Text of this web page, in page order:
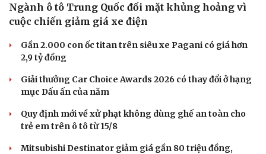
Ngành ô tô Trung Quốc đối mặt khủng hoảng vì
cuộc chiến giảm giá xe điện
Gần 2.000 con ốc titan trên siêu xe Pagani có giá hơn
2,9 tỷ đồng
Giải thưởng Car Choice Awards 2026 có thay đổi ở hạng
mục Dấu ấn của năm
Quy định mới về xử phạt không dùng ghế an toàn cho
trẻ em trên ô tô từ 15/8
Mitsubishi Destinator giảm giá gần 80 triệu đồng,